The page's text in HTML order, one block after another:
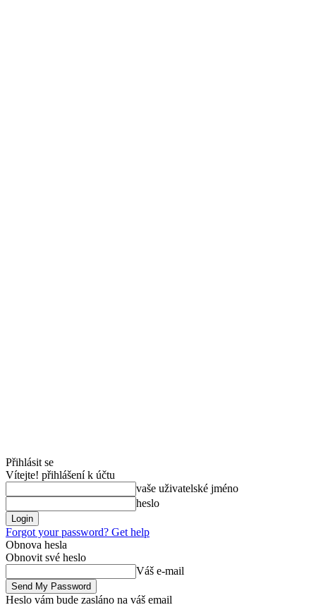
Přihlásit se
Vítejte! přihlášení k účtu
vaše uživatelské jméno
heslo
Forgot your password? Get help
Obnova hesla
Obnovit své heslo
Váš e-mail
Heslo vám bude zasláno na váš email